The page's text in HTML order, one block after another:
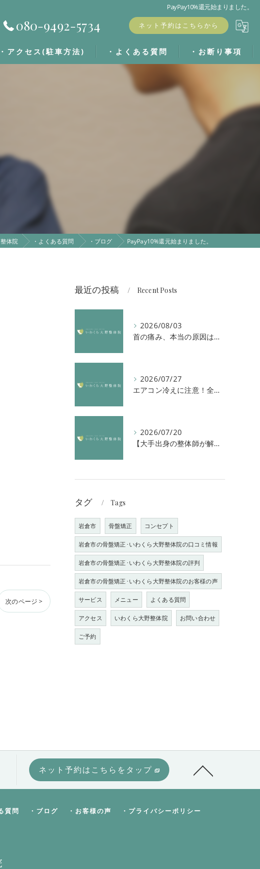
PayPay10%還元始まりました。
080-9492-5734 ネット予約はこちらから
・アクセス(駐車方法) ・よくある質問
・ブログ
・お客様の声
・お断り事項
体院 ・よくある質問 ・ブログ PayPay10%還元始まりました。
次のページ >
最近の投稿 Recent Posts
2026/08/03
首の痛み、本当の原因は「首」ではないかもしれません
2026/07/27
エアコン冷えに注意！全身の倦怠感や首肩凝りを解消する方法
2026/07/20
【大手出身の整体師が解説】なぜ「強揉み」は体に良くないのか？
タグ Tags
岩倉市 骨盤矯正 コンセプト
岩倉市の骨盤矯正･いわくら大野整体院の口コミ情報
岩倉市の骨盤矯正･いわくら大野整体院の評判
岩倉市の骨盤矯正･いわくら大野整体院のお客様の声
サービス メニュー よくある質問
アクセス いわくら大野整体院 お問い合わせ
ご予約
ネット予約はこちらをタップ
質問 ・ブログ ・お客様の声
・プライバシーポリシー